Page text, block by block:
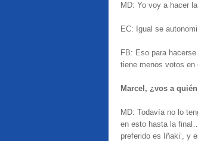
MD: Yo voy a hacer
EC: Igual se
FB: Eso para
tiene menos votos en
Marcel, ¿vos a
MD: Todavía no lo
en esto hasta la
preferido es Iñaki’, y